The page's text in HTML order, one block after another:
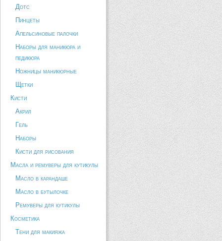
Дотс
Пинцеты
Апельсиновые палочки
Наборы для маникюра и
педикюра
Ножницы маникюрные
Щетки
Кисти
Акрил
Гель
Наборы
Кисти для рисования
Масла и ремуверы для кутикулы
Масло в карандаше
Масло в бутылочке
Ремуверы для кутикулы
Косметика
Тени для макияжа